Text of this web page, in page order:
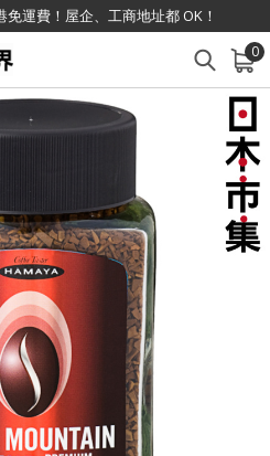
免運費！屋企、工商地址都 OK！
0
查看